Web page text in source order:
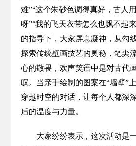
难”“这个朱砂色调得真好，古人
呀”“我的飞天衣带怎么也飘不起
的指导下，大家屏息凝神，从勾
探索传统壁画技艺的奥秘，笔尖
心的敬畏，欢声笑语中是对古代
叹。当亲手绘制的图案在“墙壁”
穿越时空的对话，让每个人都深
后的温度与力量。
大家纷纷表示，这次活动是一